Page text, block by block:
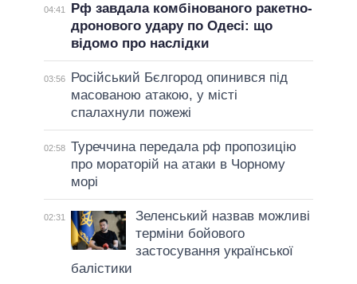
04:41
Рф завдала комбінованого ракетно-
дронового удару по Одесі: що
відомо про наслідки
03:56
Російський Бєлгород опинився під
масованою атакою, у місті
спалахнули пожежі
02:58 Туреччина передала рф пропозицію
про мораторій на атаки в Чорному
морі
02:31
Зеленський назвав можливі
терміни бойового
застосування української
балістики